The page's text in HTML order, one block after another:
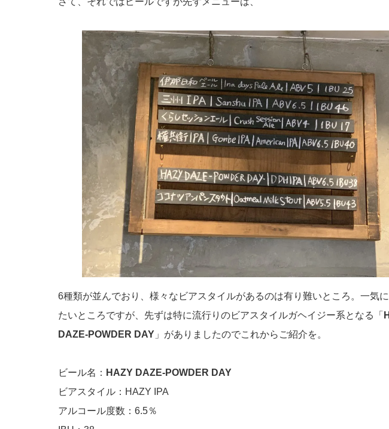
6種類が並んでおり、様々なビアスタイルがあるのは有り難いところ。一気
たいところですが、先ずは特に流行りのビアスタイルガヘイジー系となる「
DAZE-POWDER DAY 」がありましたのでこれからご紹介を。
ビール名： HAZY DAZE-POWDER DAY
ビアスタイル：HAZY IPA
アルコール度数：6.5％